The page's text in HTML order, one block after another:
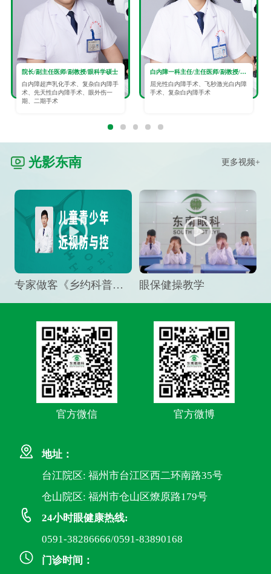
院长/副主任医师/副教授/眼科学硕士
白内障超声乳化手术、复杂白内障手
术、先天性白内障手术、眼外伤一
期、二期手术
白内障一科主任/主任医师/副教授/眼科学硕士
屈光性白内障手术、飞秒激光白内障
手术、复杂白内障手术
光影东南 更多视频+
专家做客《乡约科普》栏目，预防孩子近视竟然这么“简单” 眼保健操教学
官方微信 官方微博
地址：
台江院区: 福州市台江区西二环南路35号
仓山院区: 福州市仓山区燎原路179号
24小时眼健康热线:
0591-38286666/0591-83890168
门诊时间：